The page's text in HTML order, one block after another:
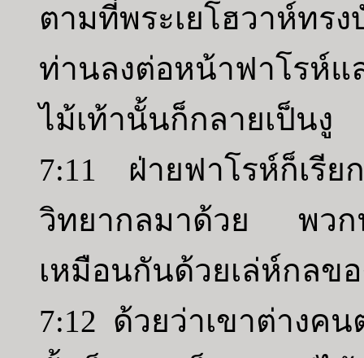
ตามที่พระเยโฮวาห์ทร
ท่านลงต่อหน้าฟาโรห์แ
ไม้เท้านั้นก็กลายเป็นงู
7:11 ฝ่ายฟาโรห์ก็เรี
วิทยากลมาด้วย พวก
เหมือนกันด้วยเล่ห์กลขอ
7:12 ด้วยว่าเขาต่างคน